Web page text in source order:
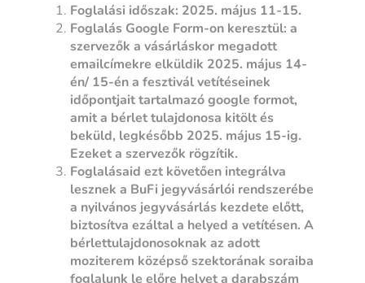
Foglalási időszak: 2025. május 11-15.
Foglalás Google Form-on keresztül: a
szervezők a vásárláskor megadott
emailcímekre elküldik 2025. május 14-
én/ 15-én a fesztivál vetítéseinek
időpontjait tartalmazó google formot,
amit a bérlet tulajdonosa kitölt és
beküld, legkésőbb 2025. május 15-ig.
Ezeket a szervezők rögzítik.
Foglalásaid ezt követően integrálva
lesznek a BuFi jegyvásárlói rendszerébe
a nyilvános jegyvásárlás kezdete előtt,
biztosítva ezáltal a helyed a vetítésen. A
bérlettulajdonosoknak az adott
moziterem középső szektorának soraiba
foglalunk le előre helyet a darabszám